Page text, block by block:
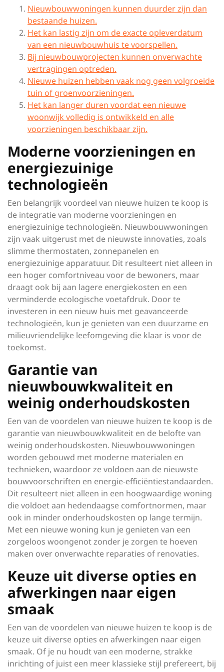
Nieuwbouwwoningen kunnen duurder zijn dan
bestaande huizen.
Het kan lastig zijn om de exacte opleverdatum
van een nieuwbouwhuis te voorspellen.
Bij nieuwbouwprojecten kunnen onverwachte
vertragingen optreden.
Nieuwe huizen hebben vaak nog geen volgroeide
tuin of groenvoorzieningen.
Het kan langer duren voordat een nieuwe
woonwijk volledig is ontwikkeld en alle
voorzieningen beschikbaar zijn.
Moderne voorzieningen en
energiezuinige
technologieën
Een belangrijk voordeel van nieuwe huizen te koop is
de integratie van moderne voorzieningen en
energiezuinige technologieën. Nieuwbouwwoningen
zijn vaak uitgerust met de nieuwste innovaties, zoals
slimme thermostaten, zonnepanelen en
energiezuinige apparatuur. Dit resulteert niet alleen in
een hoger comfortniveau voor de bewoners, maar
draagt ook bij aan lagere energiekosten en een
verminderde ecologische voetafdruk. Door te
investeren in een nieuw huis met geavanceerde
technologieën, kun je genieten van een duurzame en
milieuvriendelijke leefomgeving die klaar is voor de
toekomst.
Garantie van
nieuwbouwkwaliteit en
weinig onderhoudskosten
Een van de voordelen van nieuwe huizen te koop is de
garantie van nieuwbouwkwaliteit en de belofte van
weinig onderhoudskosten. Nieuwbouwwoningen
worden gebouwd met moderne materialen en
technieken, waardoor ze voldoen aan de nieuwste
bouwvoorschriften en energie-efficiëntiestandaarden.
Dit resulteert niet alleen in een hoogwaardige woning
die voldoet aan hedendaagse comfortnormen, maar
ook in minder onderhoudskosten op lange termijn.
Met een nieuwe woning kun je genieten van een
zorgeloos woongenot zonder je zorgen te hoeven
maken over onverwachte reparaties of renovaties.
Keuze uit diverse opties en
afwerkingen naar eigen
smaak
Een van de voordelen van nieuwe huizen te koop is de
keuze uit diverse opties en afwerkingen naar eigen
smaak. Of je nu houdt van een moderne, strakke
inrichting of juist een meer klassieke stijl prefereert, bij